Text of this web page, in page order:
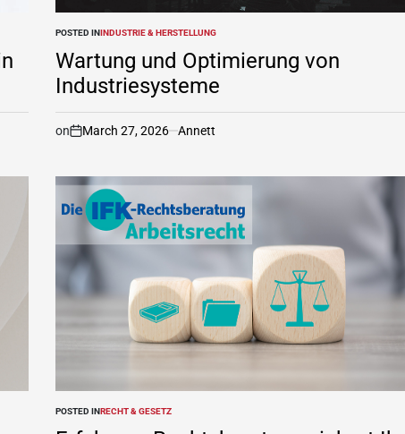
POSTED ININDUSTRIE & HERSTELLUNG
Wartung und Optimierung von
Industriesysteme
on March 27, 2026 Annett
POSTED INRECHT & GESETZ